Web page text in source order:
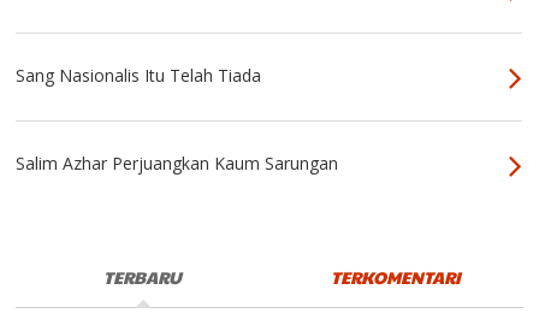
Sang Nasionalis Itu Telah Tiada
Salim Azhar Perjuangkan Kaum Sarungan
TERBARU TERKOMENTARI